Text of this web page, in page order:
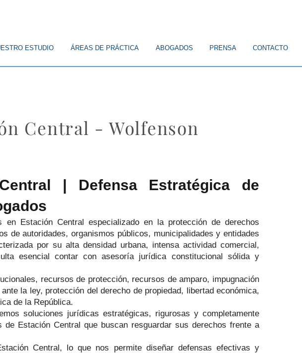
ESTUDIO ÁREAS DE PRÁCTICA ABOGADOS PRENSA CONTACTO
Central - Wolfenson
| Defensa Estratégica de
en Estación Central especializado en la protección de derechos
de autoridades, organismos públicos, municipalidades y entidades
por su alta densidad urbana, intensa actividad comercial,
esencial contar con asesoría jurídica constitucional sólida y
recursos de protección, recursos de amparo, impugnación
la ley, protección del derecho de propiedad, libertad económica,
de la República.
soluciones jurídicas estratégicas, rigurosas y completamente
Estación Central que buscan resguardar sus derechos frente a
Central, lo que nos permite diseñar defensas efectivas y